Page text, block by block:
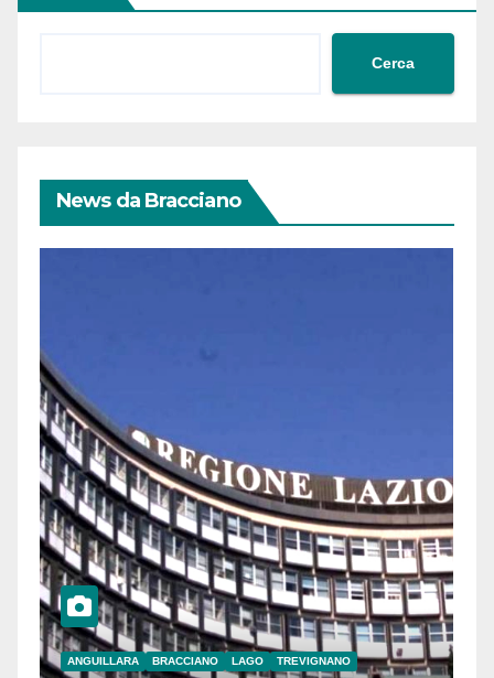
Cerca
News da Bracciano
ANGUILLARA BRACCIANO LAGO TREVIGNANO